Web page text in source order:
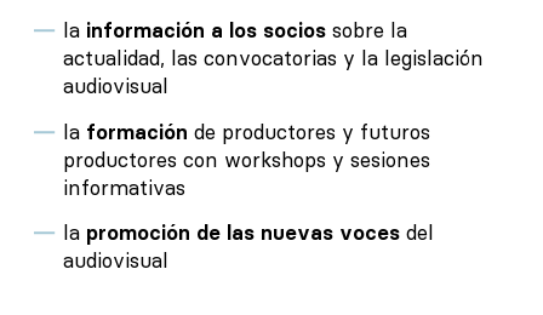
la información a los socios sobre la
actualidad, las convocatorias y la legislación
audiovisual
la formación de productores y futuros
productores con workshops y sesiones
informativas
la promoción de las nuevas voces del
audiovisual